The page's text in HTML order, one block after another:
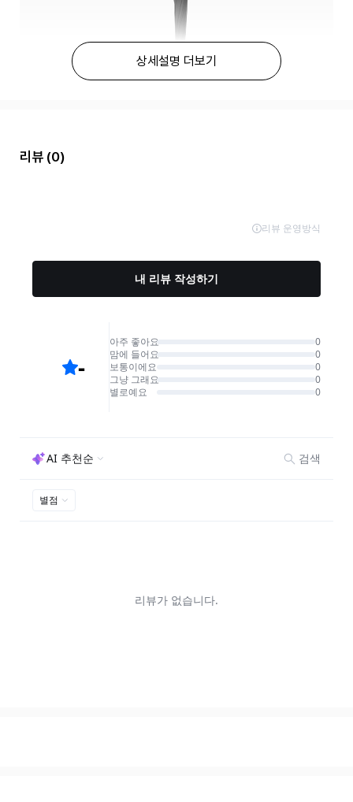
상세설명 더보기
리뷰 (0)